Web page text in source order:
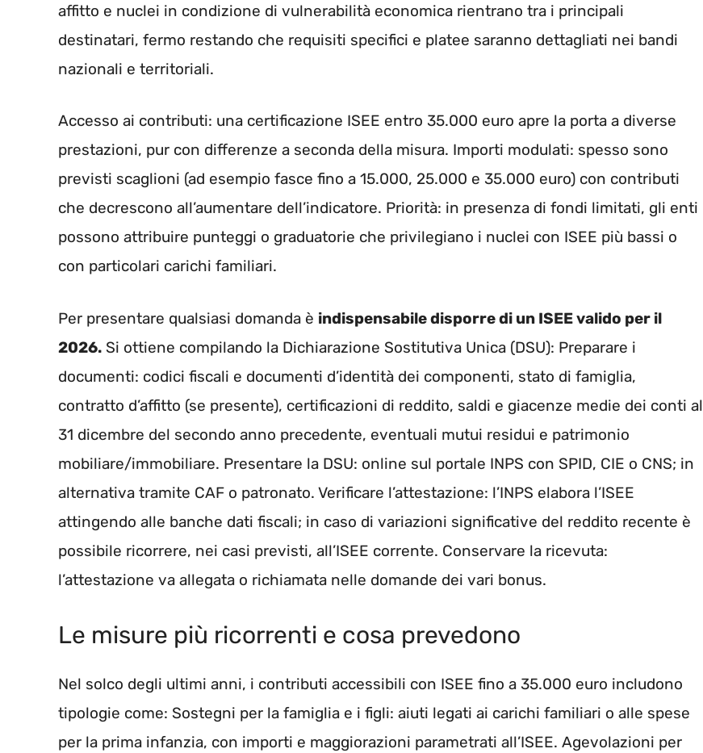
affitto e nuclei in condizione di vulnerabilità economica rientrano tra i principali
destinatari, fermo restando che requisiti specifici e platee saranno dettagliati nei bandi
nazionali e territoriali.
Accesso ai contributi: una certificazione ISEE entro 35.000 euro apre la porta a diverse
prestazioni, pur con differenze a seconda della misura. Importi modulati: spesso sono
previsti scaglioni (ad esempio fasce fino a 15.000, 25.000 e 35.000 euro) con contributi
che decrescono all’aumentare dell’indicatore. Priorità: in presenza di fondi limitati, gli enti
possono attribuire punteggi o graduatorie che privilegiano i nuclei con ISEE più bassi o
con particolari carichi familiari.
Per presentare qualsiasi domanda è indispensabile disporre di un ISEE valido per il
2026. Si ottiene compilando la Dichiarazione Sostitutiva Unica (DSU): Preparare i
documenti: codici fiscali e documenti d’identità dei componenti, stato di famiglia,
contratto d’affitto (se presente), certificazioni di reddito, saldi e giacenze medie dei conti al
31 dicembre del secondo anno precedente, eventuali mutui residui e patrimonio
mobiliare/immobiliare. Presentare la DSU: online sul portale INPS con SPID, CIE o CNS; in
alternativa tramite CAF o patronato. Verificare l’attestazione: l’INPS elabora l’ISEE
attingendo alle banche dati fiscali; in caso di variazioni significative del reddito recente è
possibile ricorrere, nei casi previsti, all’ISEE corrente. Conservare la ricevuta:
l’attestazione va allegata o richiamata nelle domande dei vari bonus.
Le misure più ricorrenti e cosa prevedono
Nel solco degli ultimi anni, i contributi accessibili con ISEE fino a 35.000 euro includono
tipologie come: Sostegni per la famiglia e i figli: aiuti legati ai carichi familiari o alle spese
per la prima infanzia, con importi e maggiorazioni parametrati all’ISEE. Agevolazioni per